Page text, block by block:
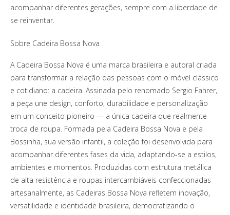
acompanhar diferentes gerações, sempre com a liberdade de
se reinventar.
Sobre Cadeira Bossa Nova
A Cadeira Bossa Nova é uma marca brasileira e autoral criada
para transformar a relação das pessoas com o móvel clássico
e cotidiano: a cadeira. Assinada pelo renomado Sergio Fahrer,
a peça une design, conforto, durabilidade e personalização
em um conceito pioneiro — a única cadeira que realmente
troca de roupa. Formada pela Cadeira Bossa Nova e pela
Bossinha, sua versão infantil, a coleção foi desenvolvida para
acompanhar diferentes fases da vida, adaptando-se a estilos,
ambientes e momentos. Produzidas com estrutura metálica
de alta resistência e roupas intercambiáveis confeccionadas
artesanalmente, as Cadeiras Bossa Nova refletem inovação,
versatilidade e identidade brasileira, democratizando o